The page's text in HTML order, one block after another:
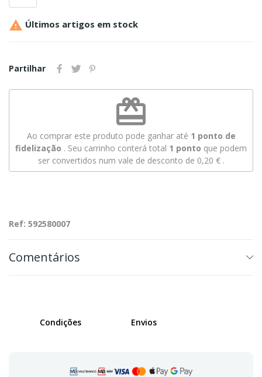
 Últimos artigos em stock
Partilhar
redeem
Ao comprar este produto pode ganhar até 1 ponto de
fidelização . Seu carrinho conterá total 1 ponto que podem
ser convertidos num vale de desconto de 0,20 €.
Ref: 592580007
Comentários
Condições Envios